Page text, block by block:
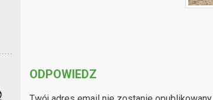
ODPOWIEDZ